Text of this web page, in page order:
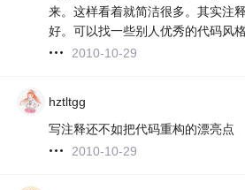
来。这样看着就简洁很多。其实注
好。可以找一些别人优秀的代码风格
2010-10-29
hztltgg
写注释还不如把代码重构的漂亮点
2010-10-29